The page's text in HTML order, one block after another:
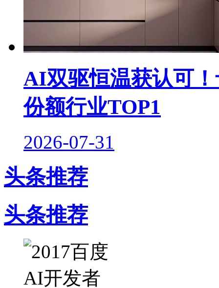
AI双驱恒温获认可
份额行业TOP1
2026-07-31
头条推荐
头条推荐